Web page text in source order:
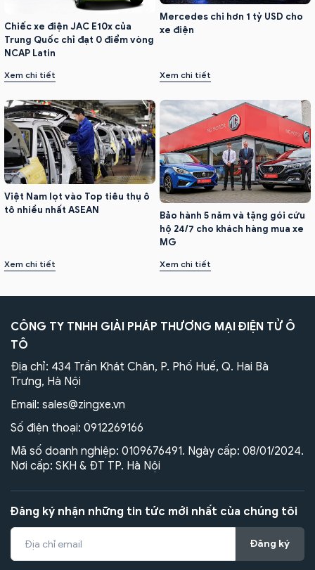
Chiếc xe điện JAC E10x của
Trung Quốc chỉ đạt 0 điểm vòng
NCAP Latin
Xem chi tiết
Mercedes chi hơn 1 tỷ USD cho
xe điện
Xem chi tiết
Việt Nam lọt vào Top tiêu thụ ô
tô nhiều nhất ASEAN
Xem chi tiết
Bảo hành 5 năm và tặng gói cứu
hộ 24/7 cho khách hàng mua xe
MG
Xem chi tiết
CÔNG TY TNHH GIẢI PHÁP THƯƠNG MẠI ĐIỆN TỬ Ô
TÔ
Địa chỉ: 434 Trần Khát Chân, P. Phố Huế, Q. Hai Bà
Trưng, Hà Nội
Email: sales@zingxe.vn
Số điện thoại: 0912269166
Mã số doanh nghiệp: 0109676491. Ngày cấp: 08/01/2024.
Nơi cấp: SKH & ĐT TP. Hà Nội
Đăng ký nhận những tin tức mới nhất của chúng tôi
Đăng ký